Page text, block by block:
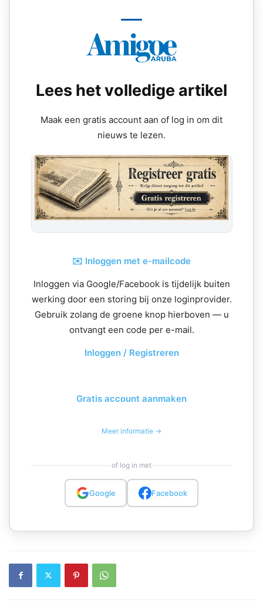
Lees het volledige artikel
Maak een gratis account aan of log in om dit
nieuws te lezen.
✉️ Inloggen met e-mailcode
Inloggen via Google/Facebook is tijdelijk buiten
werking door een storing bij onze loginprovider.
Gebruik zolang de groene knop hierboven — u
ontvangt een code per e-mail.
Inloggen / Registreren
Gratis account aanmaken
Meer informatie →
of log in met
Google Facebook